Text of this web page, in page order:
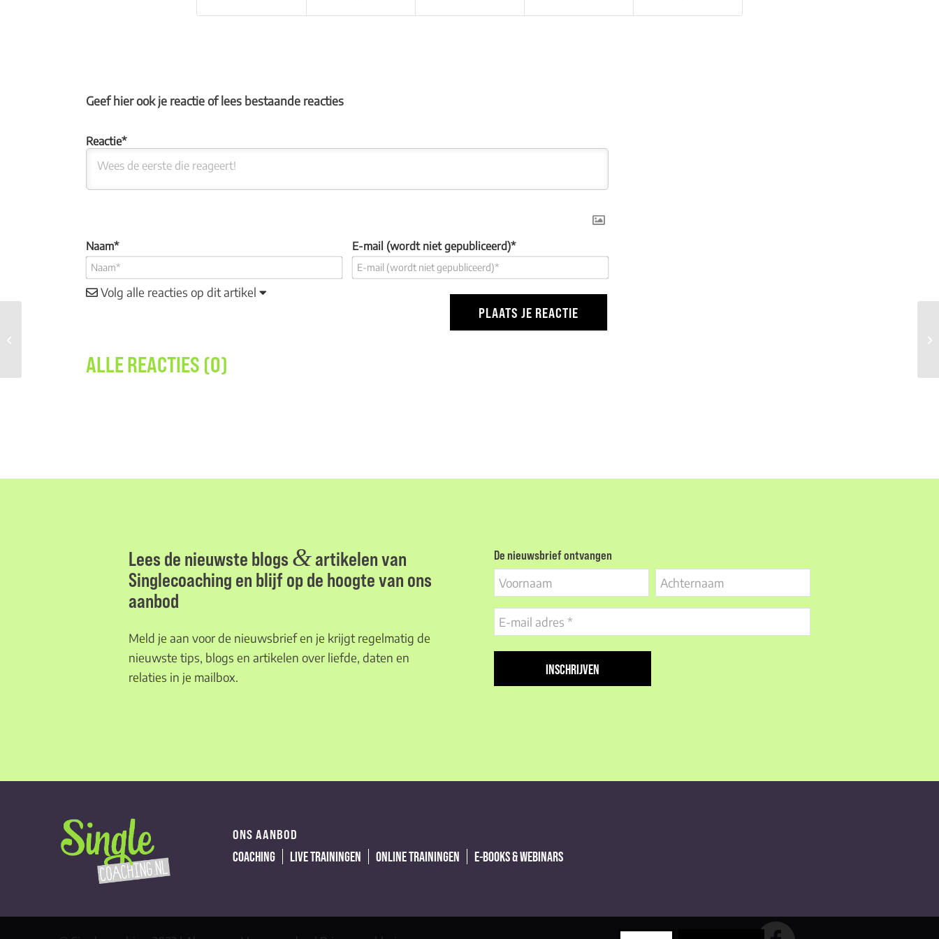
Geef hier ook je reactie of lees bestaande reacties
Naam* E-mail (wordt niet gepubliceerd)*
Volg alle reacties op dit artikel
ALLE REACTIES (0)
Lees de nieuwste blogs &artikelen van
Singlecoaching en blijf op de hoogte van ons
aanbod
Meld je aan voor de nieuwsbrief en je krijgt regelmatig de
nieuwste tips, blogs en artikelen over liefde, daten en
relaties in je mailbox.
De nieuwsbrief ontvangen
Voornaam Achternaam
E-
mail
adres
ONS AANBOD
COACHING
LIVE TRAININGEN ONLINE TRAININGEN E-BOOKS & WEBINARS